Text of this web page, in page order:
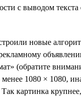
с выводом текста
новые
(обратите
1080 × 1080,
картинка